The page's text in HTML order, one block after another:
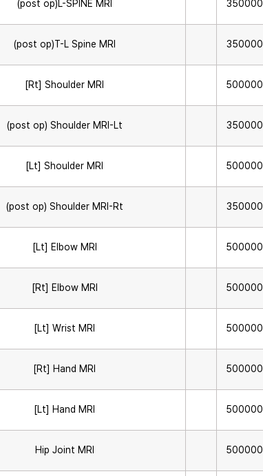
(post op)L-SPINE MRI 350000
(post op)T-L Spine MRI 350000
[Rt] Shoulder MRI 500000
(post op) Shoulder MRI-Lt 350000
[Lt] Shoulder MRI 500000
(post op) Shoulder MRI-Rt 350000
[Lt] Elbow MRI 500000
[Rt] Elbow MRI 500000
[Lt] Wrist MRI 500000
[Rt] Hand MRI 500000
[Lt] Hand MRI 500000
Hip Joint MRI 500000